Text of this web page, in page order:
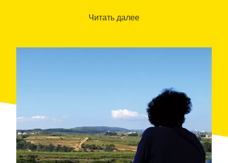
энотуризмом, одним из основных
Энотуристическому маршруту Пенедес.
Читать далее